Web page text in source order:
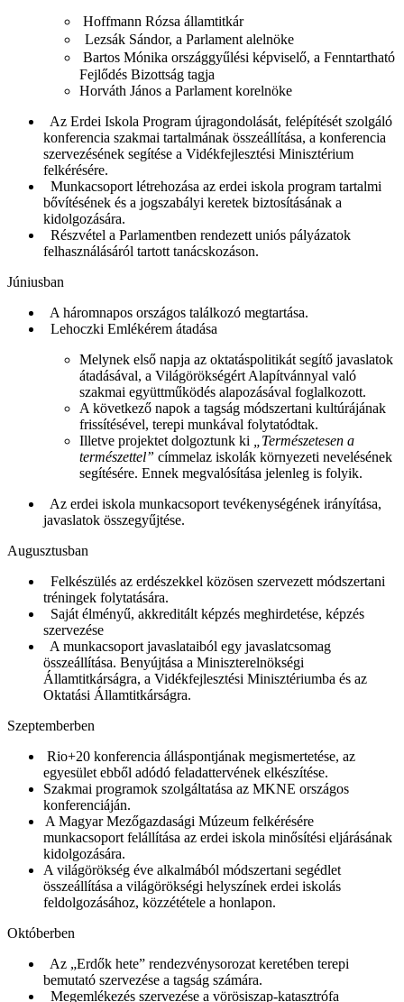
Hoffmann Rózsa államtitkár
Lezsák Sándor, a Parlament alelnöke
Bartos Mónika országgyűlési képviselő, a Fenntartható
Fejlődés Bizottság tagja
Horváth János a Parlament korelnöke
Az Erdei Iskola Program újragondolását, felépítését szolgáló
konferencia szakmai tartalmának összeállítása, a konferencia
szervezésének segítése a Vidékfejlesztési Minisztérium
felkérésére.
Munkacsoport létrehozása az erdei iskola program tartalmi
bővítésének és a jogszabályi keretek biztosításának a
kidolgozására.
Részvétel a Parlamentben rendezett uniós pályázatok
felhasználásáról tartott tanácskozáson.
Júniusban
A háromnapos országos találkozó megtartása.
Lehoczki Emlékérem átadása
Melynek első napja az oktatáspolitikát segítő javaslatok
átadásával, a Világörökségért Alapítvánnyal való
szakmai együttműködés alapozásával foglalkozott.
A következő napok a tagság módszertani kultúrájának
frissítésével, terepi munkával folytatódtak.
Illetve projektet dolgoztunk ki
„Természetesen a
természettel” címmelaz iskolák környezeti nevelésének
segítésére. Ennek megvalósítása jelenleg is folyik.
Az erdei iskola munkacsoport tevékenységének irányítása,
javaslatok összegyűjtése.
Augusztusban
Felkészülés az erdészekkel közösen szervezett módszertani
tréningek folytatására.
Saját élményű, akkreditált képzés meghirdetése, képzés
szervezése
A munkacsoport javaslataiból egy javaslatcsomag
összeállítása. Benyújtása a Miniszterelnökségi
Államtitkárságra, a Vidékfejlesztési Minisztériumba és az
Oktatási Államtitkárságra.
Szeptemberben
Rio+20 konferencia álláspontjának megismertetése, az
egyesület ebből adódó feladattervének elkészítése.
Szakmai programok szolgáltatása az MKNE országos
konferenciáján.
A Magyar Mezőgazdasági Múzeum felkérésére
munkacsoport felállítása az erdei iskola minősítési eljárásának
kidolgozására.
A világörökség éve alkalmából módszertani segédlet
összeállítása a világörökségi helyszínek erdei iskolás
feldolgozásához, közzététele a honlapon.
Októberben
Az „Erdők hete” rendezvénysorozat keretében terepi
bemutató szervezése a tagság számára.
Megemlékezés szervezése a vörösiszap-katasztrófa